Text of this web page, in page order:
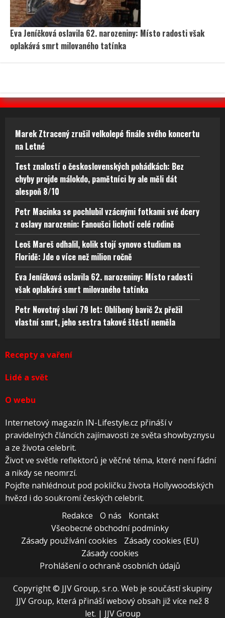
Eva Jeníčková oslavila 62. narozeniny: Místo radosti však
oplakává smrt milovaného tatínka
Marek Ztracený zrušil velkolepé finále svého koncertu
na Letné
Test znalostí o československých pohádkách: Bez
chyby projde málokdo, pamětníci by ale měli dát
alespoň 8/10
Petr Macinka se pochlubil vzácnými fotkami své dcery
z oslavy narozenin: Fanoušci lichotí celé rodině
Leoš Mareš odhalil, kolik stojí synovo studium na
Floridě: Jde o více než milion ročně
Eva Jeníčková oslavila 62. narozeniny: Místo radosti
však oplakává smrt milovaného tatínka
Petr Novotný slaví 79 let: Oblíbený bavič 2x přežil
vlastní smrt, jeho sestra takové štěstí neměla
Recepty a vaření
Lidé a svět
O webu
Internetový magazín IN-Lifestyle.cz přináší v
pravidelných článcích zajímavosti ze světa showbyznysu
a ze života celebrit.
Život ve světle reflektorů je věčné téma, které není fádní
a nikdy se neomrzí.
Pojďte nahlédnout pod pokličku života Hollywoodských
hvězd i do soukromí českých celebrit.
Redakce
O nás
Kontakt
Všeobecné obchodní podmínky
Zásady používání cookies
Zásady cookies (EU)
Zásady cookies
Prohlášení o ochraně osobních údajů
Copyright © JJV Group, s.r.o. Web je součástí skupiny
JJV Group, která přináší webový obsah již více než 8
let. | JJV Group